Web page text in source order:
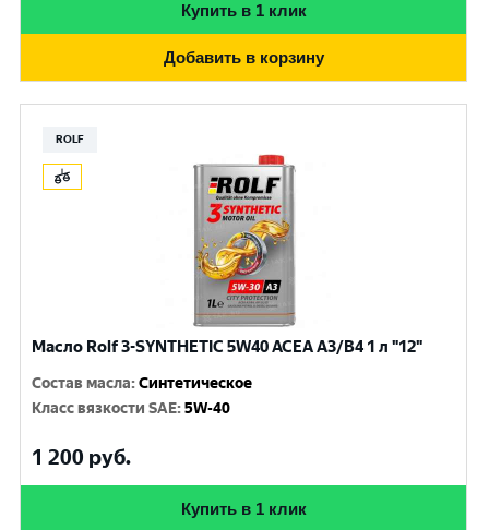
Купить в 1 клик
Добавить в корзину
ROLF
Масло Rolf 3-SYNTHETIC 5W40 ACEA A3/B4 1 л "12"
Состав масла:Синтетическое
Класс вязкости SAE:5W-40
1 200 руб.
Купить в 1 клик